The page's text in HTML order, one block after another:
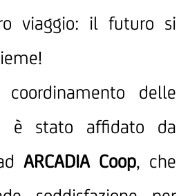
viaggio: il futuro si
delle
è stato affidato da
ARCADIA Coop, che